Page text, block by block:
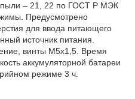
пыли – 21, 22 по ГОСТ Р МЭК
Предусмотрено
для ввода питающего
источник питания.
винты М5х1,5. Время
аккумуляторной батареи
режиме 3 ч.